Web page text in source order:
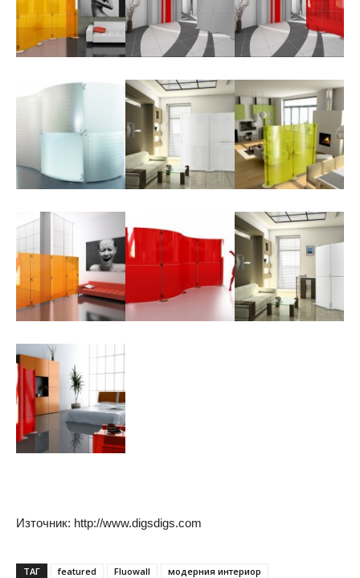
Източник: http://www.digsdigs.com
ТАГ featured Fluowall
модерния интериор